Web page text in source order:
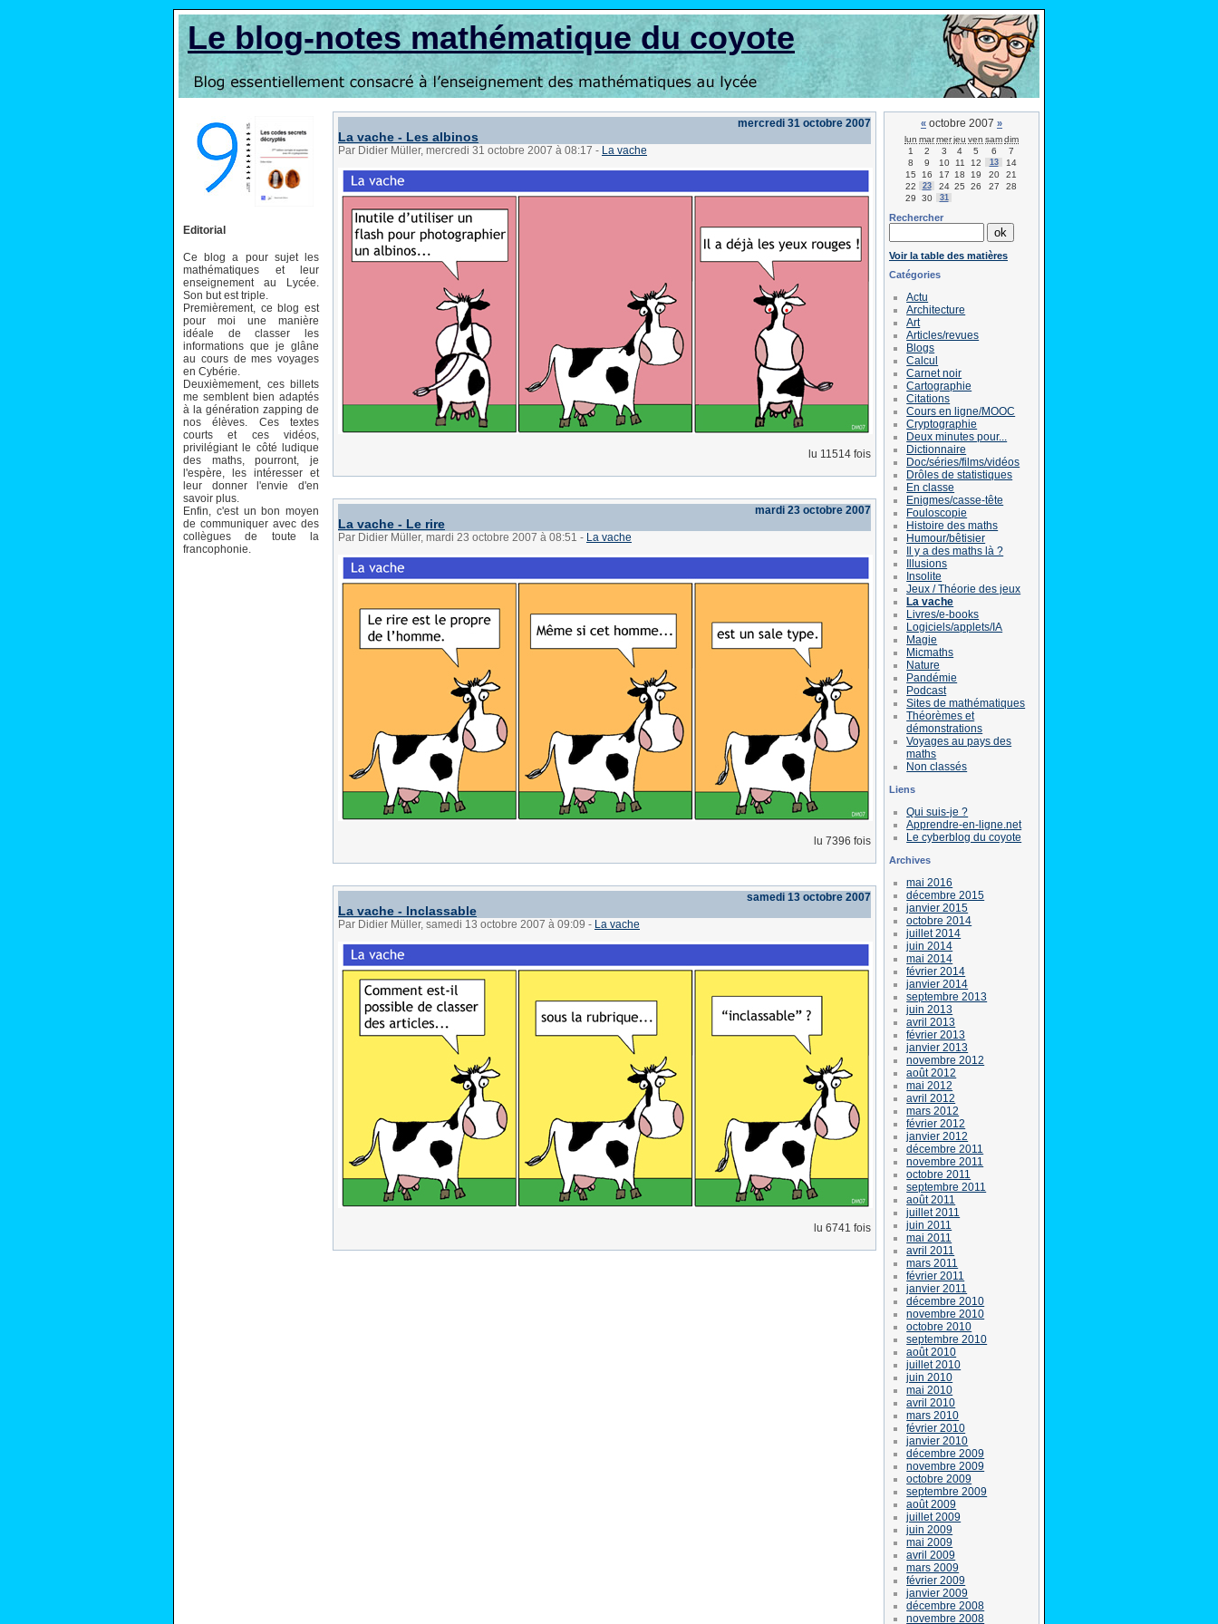
Le blog-notes mathématique du coyote
Editorial
Ce blog a pour sujet les
mathématiques et leur
enseignement au Lycée.
Son but est triple.
Premièrement, ce blog est
pour moi une manière
idéale de classer les
informations que je glâne
au cours de mes voyages
en Cybérie.
Deuxièmement, ces billets
me semblent bien adaptés
à la génération zapping de
nos élèves. Ces textes
courts et ces vidéos,
privilégiant le côté ludique
des maths, pourront, je
l'espère, les intéresser et
leur donner l'envie d'en
savoir plus.
Enfin, c'est un bon moyen
de communiquer avec des
collègues de toute la
francophonie.
mercredi 31 octobre 2007
La vache - Les albinos
Par Didier Müller, mercredi 31 octobre 2007 à 08:17 - La vache
lu 11514 fois
mardi 23 octobre 2007
La vache - Le rire
Par Didier Müller, mardi 23 octobre 2007 à 08:51 - La vache
lu 7396 fois
samedi 13 octobre 2007
La vache - Inclassable
Par Didier Müller, samedi 13 octobre 2007 à 09:09 - La vache
lu 6741 fois
« octobre 2007 »
lun marmerjeu ven samdim
1
2 3 4 5 6
7
8
9 10 11 12 13
14
15
16 17 18 19 20
21
22
23 24 25 26 27
28
29
30 31
Rechercher
Voir la table des matières
Catégories
Actu
Architecture
Art
Articles/revues
Blogs
Calcul
Carnet noir
Cartographie
Citations
Cours en ligne/MOOC
Cryptographie
Deux minutes pour...
Dictionnaire
Doc/séries/films/vidéos
Drôles de statistiques
En classe
Enigmes/casse-tête
Fouloscopie
Histoire des maths
Humour/bêtisier
Il y a des maths là ?
Illusions
Insolite
Jeux / Théorie des jeux
La vache
Livres/e-books
Logiciels/applets/IA
Magie
Micmaths
Nature
Pandémie
Podcast
Sites de mathématiques
Théorèmes et
démonstrations
Voyages au pays des
maths
Non classés
Liens
Qui suis-je ?
Apprendre-en-ligne.net
Le cyberblog du coyote
Archives
mai 2016
décembre 2015
janvier 2015
octobre 2014
juillet 2014
juin 2014
mai 2014
février 2014
janvier 2014
septembre 2013
juin 2013
avril 2013
février 2013
janvier 2013
novembre 2012
août 2012
mai 2012
avril 2012
mars 2012
février 2012
janvier 2012
décembre 2011
novembre 2011
octobre 2011
septembre 2011
août 2011
juillet 2011
juin 2011
mai 2011
avril 2011
mars 2011
février 2011
janvier 2011
décembre 2010
novembre 2010
octobre 2010
septembre 2010
août 2010
juillet 2010
juin 2010
mai 2010
avril 2010
mars 2010
février 2010
janvier 2010
décembre 2009
novembre 2009
octobre 2009
septembre 2009
août 2009
juillet 2009
juin 2009
mai 2009
avril 2009
mars 2009
février 2009
janvier 2009
décembre 2008
novembre 2008